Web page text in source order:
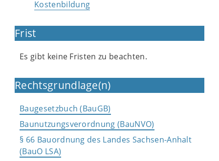
Kostenbildung
Frist
Es gibt keine Fristen zu beachten.
Rechtsgrundlage(n)
Baugesetzbuch (BauGB)
Baunutzungsverordnung (BauNVO)
§ 66 Bauordnung des Landes Sachsen-Anhalt
(BauO LSA)